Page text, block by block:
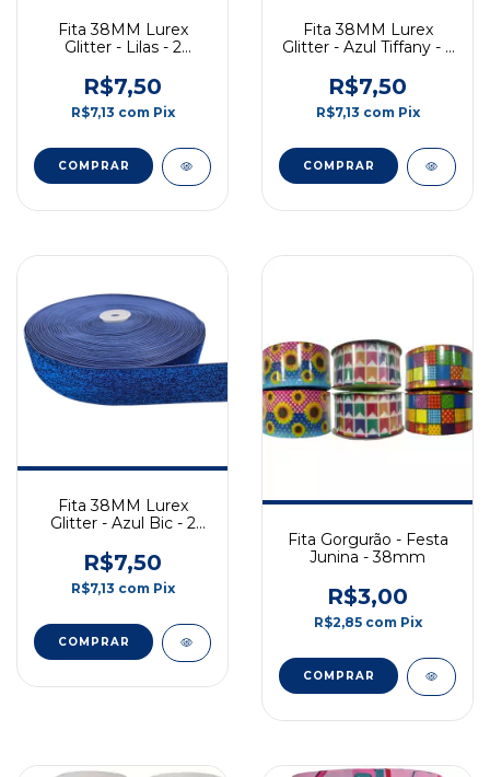
Fita 38MM Lurex
Glitter - Lilas - 2
R$7,50
R$7,13 com Pix
Fita 38MM Lurex
Glitter - Azul Tiffany - 2
R$7,50
R$7,13 com Pix
Fita 38MM Lurex
Glitter - Azul Bic - 2
R$7,50
R$7,13 com Pix
Fita Gorgurão - Festa
Junina - 38mm
R$3,00
R$2,85 com Pix
COMPRAR